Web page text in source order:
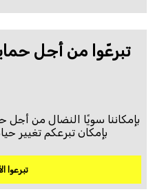
تبرعّوا من أجل
بإمكاننا سويًا النضال من
بإمكان تبرعكم تغيير
تبرعوا